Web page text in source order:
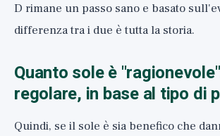
D rimane un passo sano e basato
differenza tra i due è tutta la storia.
Quanto sole è
regolare, in base al tipo di
Quindi, se il sole è sia benefico che